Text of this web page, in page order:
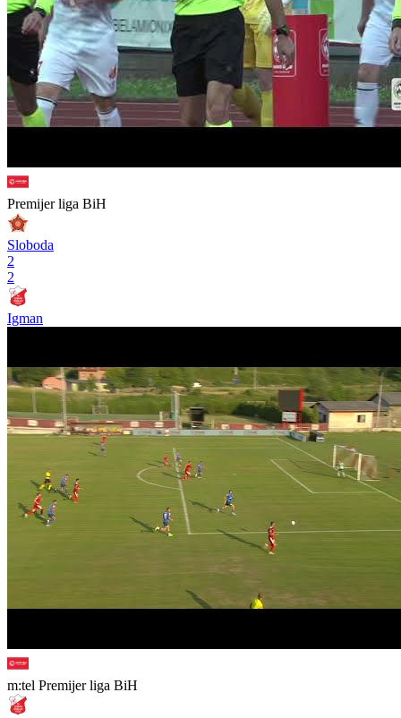
Premijer liga BiH
Sloboda
2
2
Igman
m:tel Premijer liga BiH